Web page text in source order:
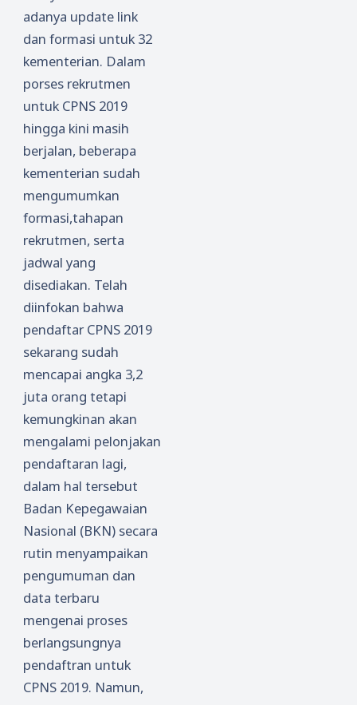
adanya update link
dan formasi untuk 32
kementerian. Dalam
porses rekrutmen
untuk CPNS 2019
hingga kini masih
berjalan, beberapa
kementerian sudah
mengumumkan
formasi,tahapan
rekrutmen, serta
jadwal yang
disediakan. Telah
diinfokan bahwa
pendaftar CPNS 2019
sekarang sudah
mencapai angka 3,2
juta orang tetapi
kemungkinan akan
mengalami pelonjakan
pendaftaran lagi,
dalam hal tersebut
Badan Kepegawaian
Nasional (BKN) secara
rutin menyampaikan
pengumuman dan
data terbaru
mengenai proses
berlangsungnya
pendaftran untuk
CPNS 2019. Namun,